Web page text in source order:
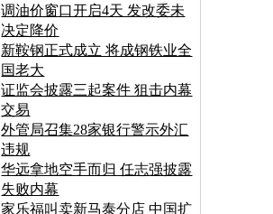
调油价窗口开启4天 发改委未
决定降价
新鞍钢正式成立 将成钢铁业全
国老大
证监会披露三起案件 狙击内幕
交易
外管局召集28家银行警示外汇
违规
华远拿地空手而归 任志强披露
失败内幕
家乐福叫卖新马泰分店 中国扩